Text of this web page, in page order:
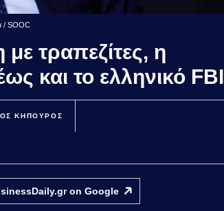
/ SOOC
τραπεζίτες, η
και το ελληνικό FBI
ΚΗΠΟΥΡΟΣ
on Google